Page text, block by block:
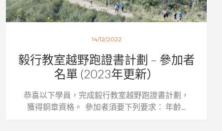
14/12/2022
毅行教室越野跑證書計劃 – 參加者
名單 (2023年更新）
恭喜以下學員，完成毅行教室越野跑證書計劃，
獲得銅章資格。 參加者須要下列要求： 年齡...